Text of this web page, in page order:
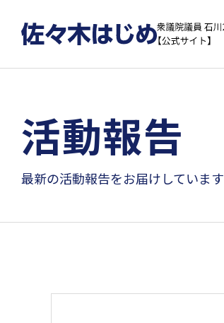
活動報告
最新の活動報告をお届けしています